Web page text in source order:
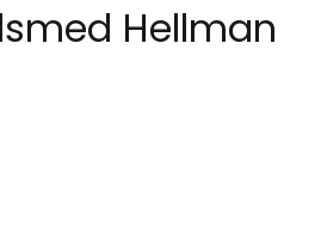
Hellman